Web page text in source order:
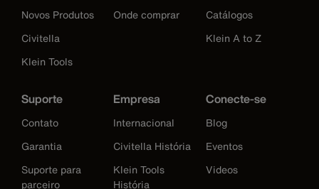
Novos Produtos
Civitella
Klein Tools
Onde comprar
Catálogos
Klein A to Z
Suporte
Contato
Garantia
Suporte para
parceiro
Empresa
Internacional
Civitella História
Klein Tools
História
Conecte-se
Blog
Eventos
Videos